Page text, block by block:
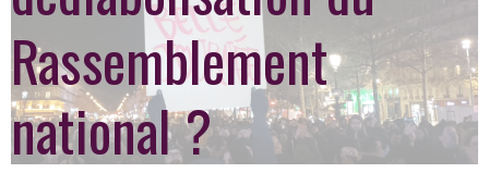
Rassemblement
national ?